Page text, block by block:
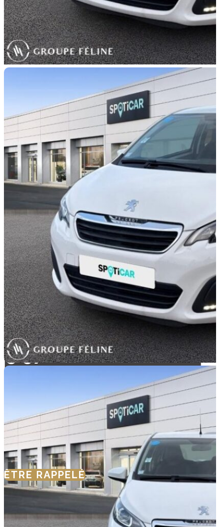
PEUGEOT 108
VTi 72 Active S&S 4cv 3p
DISPONIBILITÉ EN
CONCESSION
9 970 €
Spoticar-
Premium
12 Mois
ÊTRE RAPPELÉNOUS CONTACTER
SIMULER VOTRE
SIMULER UNE
REPRISE